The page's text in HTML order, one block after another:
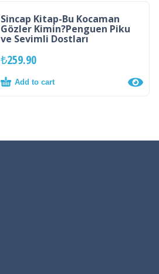
Sincap Kitap-Bu Kocaman
Gözler Kimin?Penguen Piku
ve Sevimli Dostları
₺259.90
Add to cart